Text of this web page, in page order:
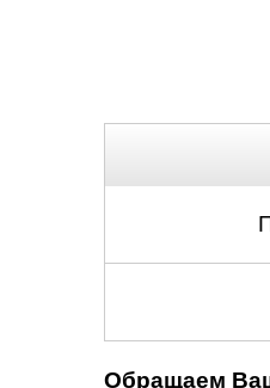
Обращаем